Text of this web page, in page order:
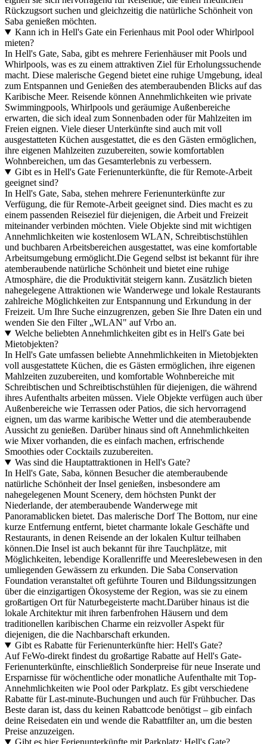
Rückzugsort suchen und gleichzeitig die natürliche Schönheit von
Saba genießen möchten.
Kann ich in Hell's Gate ein Ferienhaus mit Pool oder Whirlpool
mieten?
In Hell's Gate, Saba, gibt es mehrere Ferienhäuser mit Pools und
Whirlpools, was es zu einem attraktiven Ziel für Erholungssuchende
macht. Diese malerische Gegend bietet eine ruhige Umgebung, ideal
zum Entspannen und Genießen des atemberaubenden Blicks auf das
Karibische Meer. Reisende können Annehmlichkeiten wie private
Swimmingpools, Whirlpools und geräumige Außenbereiche
erwarten, die sich ideal zum Sonnenbaden oder für Mahlzeiten im
Freien eignen. Viele dieser Unterkünfte sind auch mit voll
ausgestatteten Küchen ausgestattet, die es den Gästen ermöglichen,
ihre eigenen Mahlzeiten zuzubereiten, sowie komfortablen
Wohnbereichen, um das Gesamterlebnis zu verbessern.
Gibt es in Hell's Gate Ferienunterkünfte, die für Remote-Arbeit
geeignet sind?
In Hell's Gate, Saba, stehen mehrere Ferienunterkünfte zur
Verfügung, die für Remote-Arbeit geeignet sind. Dies macht es zu
einem passenden Reiseziel für diejenigen, die Arbeit und Freizeit
miteinander verbinden möchten. Viele Objekte sind mit wichtigen
Annehmlichkeiten wie kostenlosem WLAN, Schreibtischstühlen
und buchbaren Arbeitsbereichen ausgestattet, was eine komfortable
Arbeitsumgebung ermöglicht.Die Gegend selbst ist bekannt für ihre
atemberaubende natürliche Schönheit und bietet eine ruhige
Atmosphäre, die die Produktivität steigern kann. Zusätzlich bieten
nahegelegene Attraktionen wie Wanderwege und lokale Restaurants
zahlreiche Möglichkeiten zur Entspannung und Erkundung in der
Freizeit. Um Ihre Suche einzugrenzen, geben Sie Ihre Daten ein und
wenden Sie den Filter „WLAN" auf Vrbo an.
Welche beliebten Annehmlichkeiten gibt es in Hell's Gate bei
Mietobjekten?
In Hell's Gate umfassen beliebte Annehmlichkeiten in Mietobjekten
voll ausgestattete Küchen, die es Gästen ermöglichen, ihre eigenen
Mahlzeiten zuzubereiten, und komfortable Wohnbereiche mit
Schreibtischen und Schreibtischstühlen für diejenigen, die während
ihres Aufenthalts arbeiten müssen. Viele Objekte verfügen auch über
Außenbereiche wie Terrassen oder Patios, die sich hervorragend
eignen, um das warme karibische Wetter und die atemberaubende
Aussicht zu genießen. Darüber hinaus sind oft Annehmlichkeiten
wie Mixer vorhanden, die es einfach machen, erfrischende
Smoothies oder Cocktails zuzubereiten.
Was sind die Hauptattraktionen in Hell's Gate?
In Hell's Gate, Saba, können Besucher die atemberaubende
natürliche Schönheit der Insel genießen, insbesondere am
nahegelegenen Mount Scenery, dem höchsten Punkt der
Niederlande, der atemberaubende Wanderwege mit
Panoramablicken bietet. Das malerische Dorf The Bottom, nur eine
kurze Entfernung entfernt, bietet charmante lokale Geschäfte und
Restaurants, in denen Reisende an der lokalen Kultur teilhaben
können.Die Insel ist auch bekannt für ihre Tauchplätze, mit
Möglichkeiten, lebendige Korallenriffe und Meereslebewesen in den
umliegenden Gewässern zu erkunden. Die Saba Conservation
Foundation veranstaltet oft geführte Touren und Bildungssitzungen
über die einzigartigen Ökosysteme der Region, was sie zu einem
großartigen Ort für Naturbegeisterte macht.Darüber hinaus ist die
lokale Architektur mit ihren farbenfrohen Häusern und dem
traditionellen karibischen Charme ein reizvoller Aspekt für
diejenigen, die die Nachbarschaft erkunden.
Gibt es Rabatte für Ferienunterkünfte hier: Hell's Gate?
Auf FeWo-direkt findest du großartige Rabatte auf Hell's Gate-
Ferienunterkünfte, einschließlich Sonderpreise für neue Inserate und
Ersparnisse für wöchentliche oder monatliche Aufenthalte mit Top-
Annehmlichkeiten wie Pool oder Parkplatz. Es gibt verschiedene
Rabatte für Last-minute-Buchungen und auch für Frühbucher. Das
Beste daran ist, dass du keinen Rabattcode benötigst – gib einfach
deine Reisedaten ein und wende die Rabattfilter an, um die besten
Preise anzuzeigen.